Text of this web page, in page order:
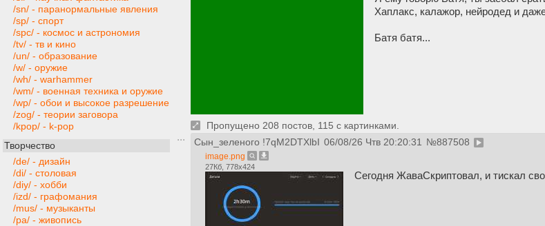
/sn/ - паранормальные явления
/sp/ - спорт
/spc/ - космос и астрономия
/tv/ - тв и кино
/un/ - образование
/w/ - оружие
/wh/ - warhammer
/wm/ - военная техника и оружие
/wp/ - обои и высокое разрешение
/zog/ - теории заговора
/kpop/ - k-pop
Творчество
/de/ - дизайн
/di/ - столовая
/diy/ - хобби
/izd/ - графомания
/mus/ - музыканты
/pa/ - живопись
Хаплакс, калажор, нейродед и
Батя батя...
Пропущено 208 постов, 115 с картинками.
Сын_зеленого !7qM2DTXlbI 06/08/26 Чтв 20:20:31 №887508
image.png
27Кб, 778x424
Сегодня ЖаваСкриптовал, и тискал